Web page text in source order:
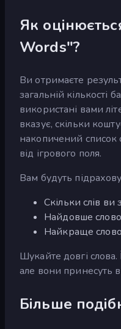
Як
Words"?
Ви отримаєте
загальній кількості
використані вами
вказує, скільки
накопичений список
від ігрового поля.
Вам будуть
Скільки слів
Найдовше
Найкраще
Шукайте довгі
але вони принесуть
Більше